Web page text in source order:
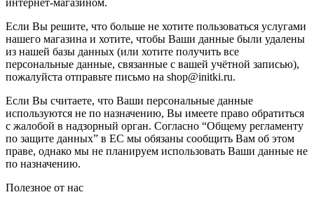
интернет-магазином.
Если Вы решите, что больше не хотите пользоваться услугами
нашего магазина и хотите, чтобы Ваши данные были удалены
из нашей базы данных (или хотите получить все
персональные данные, связанные с вашей учётной записью),
пожалуйста отправьте письмо на shop@initki.ru.
Если Вы считаете, что Ваши персональные данные
используются не по назначению, Вы имеете право обратиться
с жалобой в надзорный орган. Согласно “Общему регламенту
по защите данных” в ЕС мы обязаны сообщить Вам об этом
праве, однако мы не планируем использовать Ваши данные не
по назначению.
Полезное от нас